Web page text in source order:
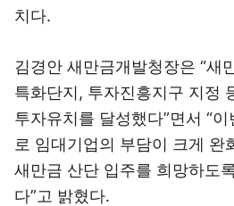
치다.
김경안 새만금개발청장은 “새
특화단지, 투자진흥지구 지정
투자유치를 달성했다”면서 “
로 임대기업의 부담이 크게 완
새만금 산단 입주를 희망하도
다”고 밝혔다.